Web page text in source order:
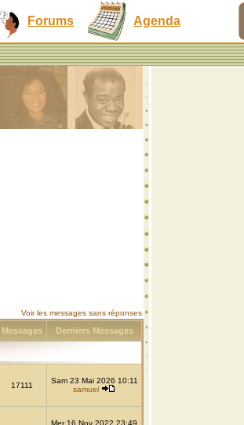
Forums Agenda
Voir les messages sans réponses
Messages Derniers Messages
17111
Sam 23 Mai 2026 10:11
samuel
Mer 16 Nov 2022 23:49